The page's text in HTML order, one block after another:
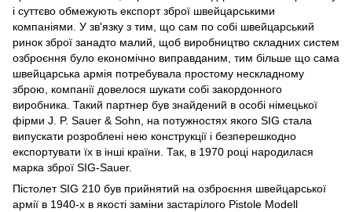
і суттєво обмежують експорт зброї швейцарськими
компаніями. У зв'язку з тим, що сам по собі швейцарський
ринок зброї занадто малий, щоб виробництво складних систем
озброєння було економічно виправданим, тим більше що сама
швейцарська армія потребувала простому нескладному
зброю, компанії довелося шукати собі закордонного
виробника. Такий партнер був знайдений в особі німецької
фірми J. P. Sauer & Sohn, на потужностях якого SIG стала
випускати розроблені нею конструкції і безперешкодно
експортувати їх в інші країни. Так, в 1970 році народилася
марка зброї SIG-Sauer.
Пістолет SIG 210 був прийнятий на озброєння швейцарської
армії в 1940-х в якості заміни застарілого Pistole Modell